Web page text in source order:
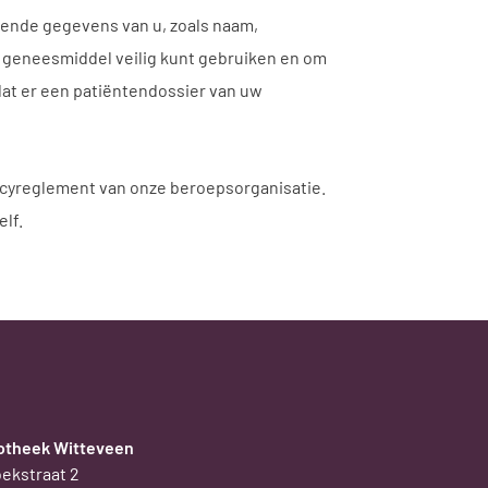
gegevens van u, zoals naam,
veilig kunt gebruiken en om
er een patiëntendossier van uw
van onze beroepsorganisatie.
Witteveen
2